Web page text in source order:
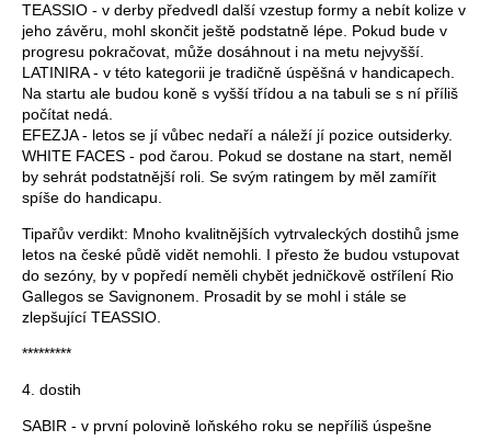
TEASSIO - v derby předvedl další vzestup formy a nebít kolize v
jeho závěru, mohl skončit ještě podstatně lépe. Pokud bude v
progresu pokračovat, může dosáhnout i na metu nejvyšší.
LATINIRA - v této kategorii je tradičně úspěšná v handicapech.
Na startu ale budou koně s vyšší třídou a na tabuli se s ní příliš
počítat nedá.
EFEZJA - letos se jí vůbec nedaří a náleží jí pozice outsiderky.
WHITE FACES - pod čarou. Pokud se dostane na start, neměl
by sehrát podstatnější roli. Se svým ratingem by měl zamířit
spíše do handicapu.
Tipařův verdikt: Mnoho kvalitnějších vytrvaleckých dostihů jsme
letos na české půdě vidět nemohli. I přesto že budou vstupovat
do sezóny, by v popředí neměli chybět jedničkově ostřílení Rio
Gallegos se Savignonem. Prosadit by se mohl i stále se
zlepšující TEASSIO.
*********
4. dostih
SABIR - v první polovině loňského roku se nepříliš úspešne